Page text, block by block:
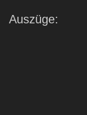
Auszüge: